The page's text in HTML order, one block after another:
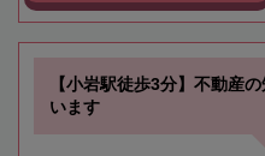
【小岩駅徒歩3分】不動産
います